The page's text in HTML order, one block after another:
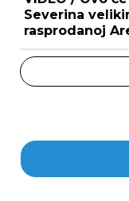
Severina
rasprodanoj